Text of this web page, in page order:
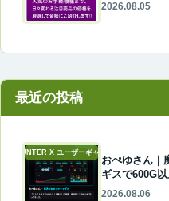
2026.08.05
最近の投稿
A-COUNTER X ユーザーギャラリー
おぺゆさん
ギスで600G
2026.08.06